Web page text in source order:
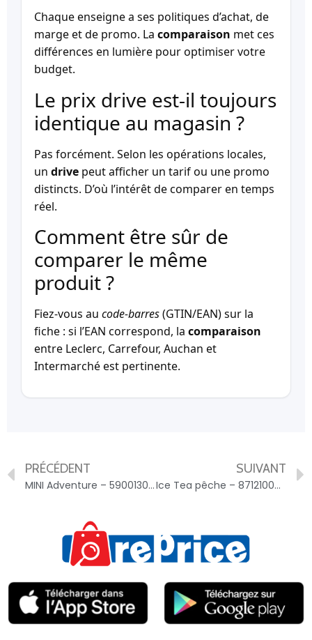
Chaque enseigne a ses politiques d’achat, de
marge et de promo. La comparaison met ces
différences en lumière pour optimiser votre
budget.
Le prix drive est-il toujours
identique au magasin ?
Pas forcément. Selon les opérations locales,
un drive peut afficher un tarif ou une promo
distincts. D’où l’intérêt de comparer en temps
réel.
Comment être sûr de
comparer le même
produit ?
Fiez-vous au code-barres(GTIN/EAN) sur la
fiche : si l’EAN correspond, la comparaison
entre Leclerc, Carrefour, Auchan et
Intermarché est pertinente.
PRÉCÉDENT
MINI Adventure – 5900130029504
SUIVANT
Ice Tea pêche – 8712100824173